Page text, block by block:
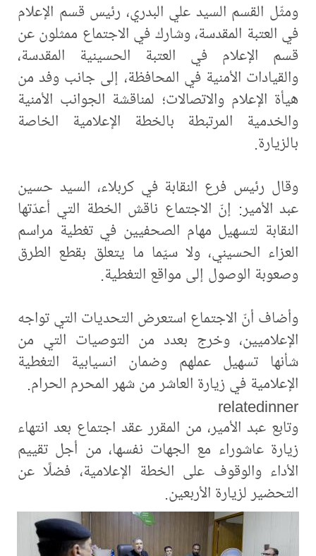
ومثّل القسم السيد علي البدري، رئيس قسم الإعلام
في العتبة المقدسة، وشارك في الاجتماع ممثلون عن
قسم الإعلام في العتبة الحسينية المقدسة،
والقيادات الأمنية في المحافظة، إلى جانب وفد من
هيأة الإعلام والاتصالات؛ لمناقشة الجوانب الأمنية
والخدمية المرتبطة بالخطة الإعلامية الخاصة
بالزيارة.
وقال رئيس فرع النقابة في كربلاء، السيد حسين
عبد الأمير: إنّ الاجتماع ناقش الخطة التي أعدّتها
النقابة لتسهيل مهام الصحفيين في تغطية مراسم
العزاء الحسيني، ولا سيّما ما يتعلق بقطع الطرق
وصعوبة الوصول إلى مواقع التغطية.
وأضاف أنّ الاجتماع استعرض التحديات التي تواجه
الإعلاميين، وخرج بعدد من التوصيات التي من
شأنها تسهيل عملهم وضمان انسيابية التغطية
الإعلامية في زيارة العاشر من شهر المحرم الحرام.
relatedinner
وتابع عبد الأمير، من المقرر عقد اجتماع بعد انتهاء
زيارة عاشوراء مع الجهات نفسها، من أجل تقييم
الأداء والوقوف على الخطة الإعلامية، فضلًا عن
التحضير لزيارة الأربعين.